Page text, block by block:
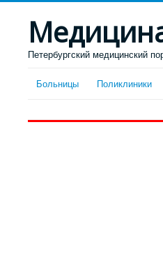
Петербургский медицинский
Больницы Поликлиники